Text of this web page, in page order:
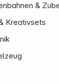
&
Kreativsets